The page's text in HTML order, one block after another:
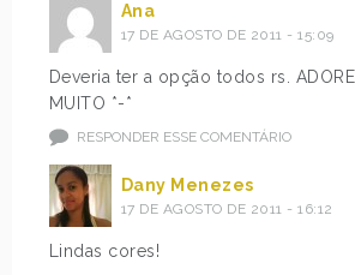
Ana
17 DE AGOSTO DE 2011 - 15:09
Deveria ter a opção todos rs. ADOREI
MUITO *-*
RESPONDER ESSE COMENTÁRIO
Dany Menezes
17 DE AGOSTO DE 2011 - 16:12
Lindas cores!